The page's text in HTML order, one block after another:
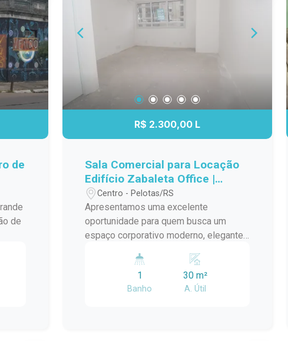
de
de
R$ 2.300,00 L
Sala Comercial para Locação
Edifício Zabaleta Office |
Sofisticação e Localização
Estratégica
Centro - Pelotas/RS
Apresentamos uma excelente
oportunidade para quem busca um
espaço corporativo moderno, elegante
Zabaleta Office, esta sala comercial
reúne qualidade construtiva,
acabamento de alto padrão e uma
1
Banho
30 m²
A. Útil